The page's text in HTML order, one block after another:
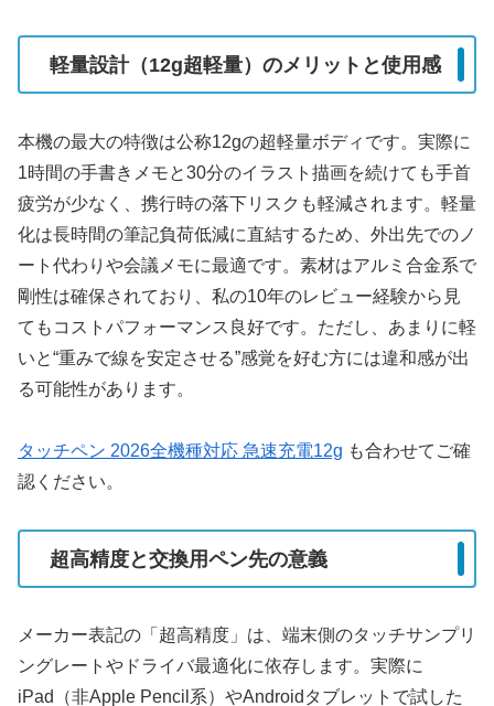
軽量設計（12g超軽量）のメリットと使用感
本機の最大の特徴は公称12gの超軽量ボディです。実際に
1時間の手書きメモと30分のイラスト描画を続けても手首
疲労が少なく、携行時の落下リスクも軽減されます。軽量
化は長時間の筆記負荷低減に直結するため、外出先でのノ
ート代わりや会議メモに最適です。素材はアルミ合金系で
剛性は確保されており、私の10年のレビュー経験から見
てもコストパフォーマンス良好です。ただし、あまりに軽
いと“重みで線を安定させる”感覚を好む方には違和感が出
る可能性があります。
タッチペン 2026全機種対応 急速充電12g も合わせてご確
認ください。
超高精度と交換用ペン先の意義
メーカー表記の「超高精度」は、端末側のタッチサンプリ
ングレートやドライバ最適化に依存します。実際に
iPad（非Apple Pencil系）やAndroidタブレットで試した